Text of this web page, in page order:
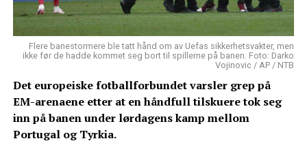
Flere banestormere ble tatt hånd om av Uefas sikkerhetsvakter, men
ikke før de hadde kommet seg bort til spillerne på banen. Foto: Darko
Vojinovic / AP / NTB
Det europeiske fotballforbundet varsler grep på
EM-arenaene etter at en håndfull tilskuere tok seg
inn på banen under lørdagens kamp mellom
Portugal og Tyrkia.